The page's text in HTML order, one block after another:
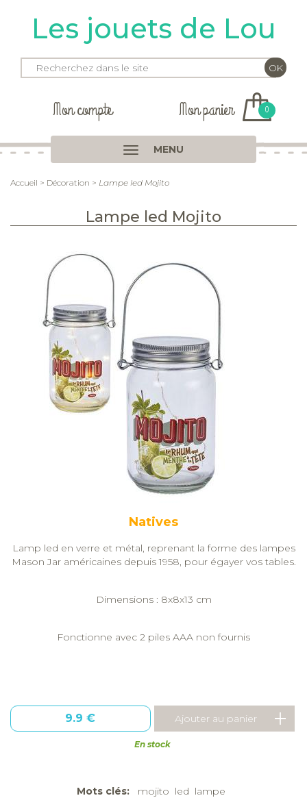
Les jouets de Lou
Mon compte Mon panier 0
MENU
Accueil > Décoration > Lampe led Mojito
Lampe led Mojito
Natives
Lamp led en verre et métal, reprenant la forme des lampes
Mason Jar américaines depuis 1958, pour égayer vos tables.
Dimensions : 8x8x13 cm
Fonctionne avec 2 piles AAA non fournis
9.9 €
En stock
Mots clés: mojito led lampe